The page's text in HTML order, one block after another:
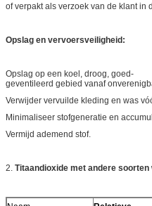
of verpakt als verzoek van de klant in
Opslag en vervoersveiligheid:
Opslag op een koel, droog, goed-
geventileerd gebied vanaf
Verwijder vervuilde kleding en was
Minimaliseer stofgeneratie en
Vermijd ademend stof.
2. Titaandioxide met andere